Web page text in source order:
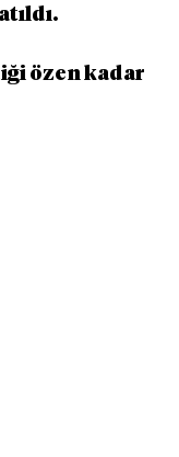
özen kadar